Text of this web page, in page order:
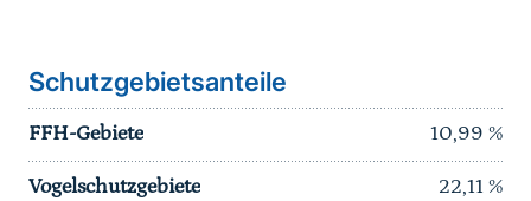
Schutzgebietsanteile
FFH-Gebiete 10,99 %
Vogelschutzgebiete 22,11 %